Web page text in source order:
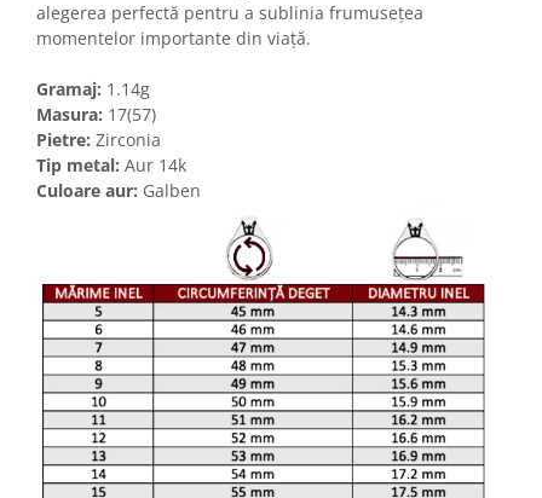
alegerea perfectă pentru a sublinia frumusețea
momentelor importante din viață.
Gramaj: 1.14g
Masura: 17(57)
Pietre: Zirconia
Tip metal: Aur 14k
Culoare aur: Galben